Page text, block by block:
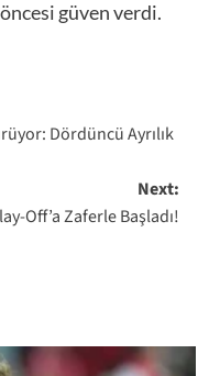
güven verdi.
Dördüncü Ayrılık
Next:
Off’a Zaferle Başladı!